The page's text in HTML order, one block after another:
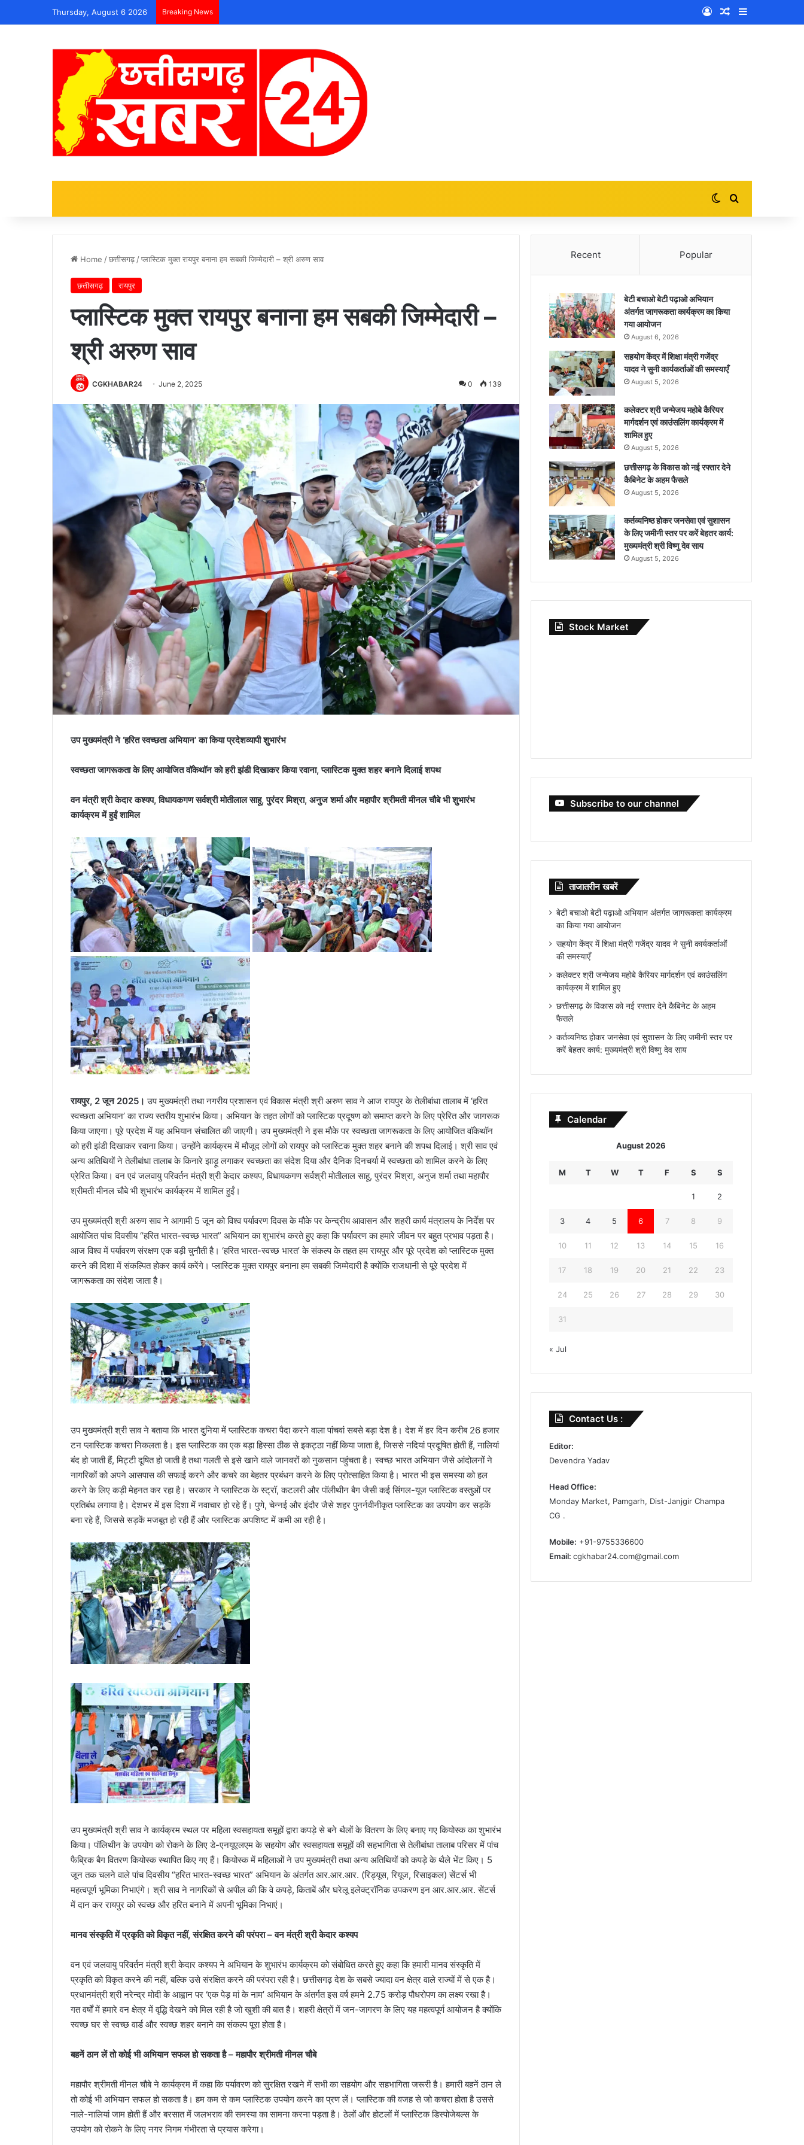
Thursday, August 6 2026 Breaking News Log InRandom Article
Switch skin
Home /छत्तीसगढ़ /प्लास्टिक मुक्त रायपुर बनाना हम सबकी जिम्मेदारी – श्री अरुण साव
छत्तीसगढ़ रायपुर
प्लास्टिक मुक्त रायपुर बनाना हम सबकी जिम्मेदारी –
श्री अरुण साव
CGKHABAR24 June 2, 2025 0 139
उप मुख्यमंत्री ने ‘हरित स्वच्छता अभियान’ का किया प्रदेशव्यापी शुभारंभ
स्वच्छता जागरूकता के लिए आयोजित वॉकेथॉन को हरी झंडी दिखाकर किया रवाना, प्लास्टिक मुक्त शहर बनाने दिलाई शपथ
वन मंत्री श्री केदार कश्यप, विधायकगण सर्वश्री मोतीलाल साहू, पुरंदर मिश्रा, अनुज शर्मा और महापौर श्रीमती मीनल चौबे भी शुभारंभ
कार्यक्रम में हुईं शामिल
रायपुर, 2 जून 2025। उप मुख्यमंत्री तथा नगरीय प्रशासन एवं विकास मंत्री श्री अरुण साव ने आज रायपुर के तेलीबांधा तालाब में ‘हरित
स्वच्छता अभियान’ का राज्य स्तरीय शुभारंभ किया। अभियान के तहत लोगों को प्लास्टिक प्रदूषण को समाप्त करने के लिए प्रेरित और जागरूक
किया जाएगा। पूरे प्रदेश में यह अभियान संचालित की जाएगी। उप मुख्यमंत्री ने इस मौके पर स्वच्छता जागरूकता के लिए आयोजित वॉकेथॉन
को हरी झंडी दिखाकर रवाना किया। उन्होंने कार्यक्रम में मौजूद लोगों को रायपुर को प्लास्टिक मुक्त शहर बनाने की शपथ दिलाई। श्री साव एवं
अन्य अतिथियों ने तेलीबांधा तालाब के किनारे झाड़ू लगाकर स्वच्छता का संदेश दिया और दैनिक दिनचर्या में स्वच्छता को शामिल करने के लिए
प्रेरित किया। वन एवं जलवायु परिवर्तन मंत्री श्री केदार कश्यप, विधायकगण सर्वश्री मोतीलाल साहू, पुरंदर मिश्रा, अनुज शर्मा तथा महापौर
श्रीमती मीनल चौबे भी शुभारंभ कार्यक्रम में शामिल हुईं।
उप मुख्यमंत्री श्री अरुण साव ने आगामी 5 जून को विश्व पर्यावरण दिवस के मौके पर केन्द्रीय आवासन और शहरी कार्य मंत्रालय के निर्देश पर
आयोजित पांच दिवसीय “हरित भारत-स्वच्छ भारत” अभियान का शुभारंभ करते हुए कहा कि पर्यावरण का हमारे जीवन पर बहुत प्रभाव पड़ता है।
आज विश्व में पर्यावरण संरक्षण एक बड़ी चुनौती है। ‘हरित भारत-स्वच्छ भारत’ के संकल्प के तहत हम रायपुर और पूरे प्रदेश को प्लास्टिक मुक्त
करने की दिशा में संकल्पित होकर कार्य करेंगे। प्लास्टिक मुक्त रायपुर बनाना हम सबकी जिम्मेदारी है क्योंकि राजधानी से पूरे प्रदेश में
जागरूकता का संदेश जाता है।
उप मुख्यमंत्री श्री साव ने बताया कि भारत दुनिया में प्लास्टिक कचरा पैदा करने वाला पांचवां सबसे बड़ा देश है। देश में हर दिन करीब 26 हजार
टन प्लास्टिक कचरा निकलता है। इस प्लास्टिक का एक बड़ा हिस्सा ठीक से इकट्ठा नहीं किया जाता है, जिससे नदियां प्रदूषित होती हैं, नालियां
बंद हो जाती हैं, मिट्टी दूषित हो जाती है तथा गलती से इसे खाने वाले जानवरों को नुकसान पहुंचता है। स्वच्छ भारत अभियान जैसे आंदोलनों ने
नागरिकों को अपने आसपास की सफाई करने और कचरे का बेहतर प्रबंधन करने के लिए प्रोत्साहित किया है। भारत भी इस समस्या को हल
करने के लिए कड़ी मेहनत कर रहा है। सरकार ने प्लास्टिक के स्ट्रॉ, कटलरी और पॉलीथीन बैग जैसी कई सिंगल-यूज प्लास्टिक वस्तुओं पर
प्रतिबंध लगाया है। देशभर में इस दिशा में नवाचार हो रहे हैं। पुणे, चेन्नई और इंदौर जैसे शहर पुनर्नवीनीकृत प्लास्टिक का उपयोग कर सड़कें
बना रहे हैं, जिससे सड़कें मजबूत हो रही हैं और प्लास्टिक अपशिष्ट में कमी आ रही है।
उप मुख्यमंत्री श्री साव ने कार्यक्रम स्थल पर महिला स्वसहायता समूहों द्वारा कपड़े से बने थैलों के वितरण के लिए बनाए गए कियोस्क का शुभारंभ
किया। पॉलिथीन के उपयोग को रोकने के लिए डे-एनयूएलएम के सहयोग और स्वसहायता समूहों की सहभागिता से तेलीबांधा तालाब परिसर में पांच
फैब्रिक बैग वितरण कियोस्क स्थापित किए गए हैं। कियोस्क में महिलाओं ने उप मुख्यमंत्री तथा अन्य अतिथियों को कपड़े के थैले भेंट किए। 5
जून तक चलने वाले पांच दिवसीय “हरित भारत-स्वच्छ भारत” अभियान के अंतर्गत आर.आर.आर. (रिड्यूस, रियूज, रिसाइकल) सेंटर्स भी
महत्वपूर्ण भूमिका निभाएंगे। श्री साव ने नागरिकों से अपील की कि वे कपड़े, किताबें और घरेलू इलेक्ट्रॉनिक उपकरण इन आर.आर.आर. सेंटर्स
में दान कर रायपुर को स्वच्छ और हरित बनाने में अपनी भूमिका निभाएं।
मानव संस्कृति में प्रकृति को विकृत नहीं, संरक्षित करने की परंपरा – वन मंत्री श्री केदार कश्यप
वन एवं जलवायु परिवर्तन मंत्री श्री केदार कश्यप ने अभियान के शुभारंभ कार्यक्रम को संबोधित करते हुए कहा कि हमारी मानव संस्कृति में
प्रकृति को विकृत करने की नहीं, बल्कि उसे संरक्षित करने की परंपरा रही है। छत्तीसगढ़ देश के सबसे ज्यादा वन क्षेत्र वाले राज्यों में से एक है।
प्रधानमंत्री श्री नरेन्द्र मोदी के आह्वान पर ‘एक पेड़ मां के नाम’ अभियान के अंतर्गत इस वर्ष हमने 2.75 करोड़ पौधरोपण का लक्ष्य रखा है।
गत वर्षों में हमारे वन क्षेत्र में वृद्धि देखने को मिल रही है जो खुशी की बात है। शहरी क्षेत्रों में जन-जागरण के लिए यह महत्वपूर्ण आयोजन है क्योंकि
स्वच्छ घर से स्वच्छ वार्ड और स्वच्छ शहर बनाने का संकल्प पूरा होता है।
बहनें ठान लें तो कोई भी अभियान सफल हो सकता है – महापौर श्रीमती मीनल चौबे
महापौर श्रीमती मीनल चौबे ने कार्यक्रम में कहा कि पर्यावरण को सुरक्षित रखने में सभी का सहयोग और सहभागिता जरूरी है। हमारी बहनें ठान ले
तो कोई भी अभियान सफल हो सकता है। हम कम से कम प्लास्टिक उपयोग करने का प्रण लें। प्लास्टिक की वजह से जो कचरा होता है उससे
नाले-नालियां जाम होती हैं और बरसात में जलभराव की समस्या का सामना करना पड़ता है। ठेलों और होटलों में प्लास्टिक डिस्पोजेबल्स के
उपयोग को रोकने के लिए नगर निगम गंभीरता से प्रयास करेगा।
Recent Popular
बेटी बचाओ बेटी पढ़ाओ अभियान
अंतर्गत जागरूकता कार्यक्रम का किया
गया आयोजन
August 6, 2026
सहयोग केंद्र में शिक्षा मंत्री गजेंद्र
यादव ने सुनी कार्यकर्ताओं की समस्याएँ
August 5, 2026
कलेक्टर श्री जन्मेजय महोबे कैरियर
मार्गदर्शन एवं काउंसलिंग कार्यक्रम में
शामिल हुए
August 5, 2026
छत्तीसगढ़ के विकास को नई रफ्तार देने
कैबिनेट के अहम फैसले
August 5, 2026
कर्तव्यनिष्ठ होकर जनसेवा एवं सुशासन
के लिए जमीनी स्तर पर करें बेहतर कार्य:
मुख्यमंत्री श्री विष्णु देव साय
August 5, 2026
Stock Market
Subscribe to our channel
ताजातरीन खबरें
बेटी बचाओ बेटी पढ़ाओ अभियान अंतर्गत जागरूकता कार्यक्रम
का किया गया आयोजन
सहयोग केंद्र में शिक्षा मंत्री गजेंद्र यादव ने सुनी कार्यकर्ताओं
की समस्याएँ
कलेक्टर श्री जन्मेजय महोबे कैरियर मार्गदर्शन एवं काउंसलिंग
कार्यक्रम में शामिल हुए
छत्तीसगढ़ के विकास को नई रफ्तार देने कैबिनेट के अहम
फैसले
कर्तव्यनिष्ठ होकर जनसेवा एवं सुशासन के लिए जमीनी स्तर पर
करें बेहतर कार्य: मुख्यमंत्री श्री विष्णु देव साय
Calendar
August 2026
M T W T F S S
1 2
3 4 5 6 7 8 9
10 11 12 13 14 15 16
17 18 19 20 21 22 23
24 25 26 27 28 29 30
31
« Jul
Contact Us :
Editor:
Devendra Yadav
Head Office:
Monday Market, Pamgarh, Dist-Janjgir Champa
CG .
Mobile: +91-9755336600
Email:cgkhabar24.com@gmail.com